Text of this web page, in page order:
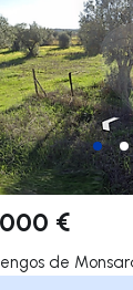
links navigieren
€